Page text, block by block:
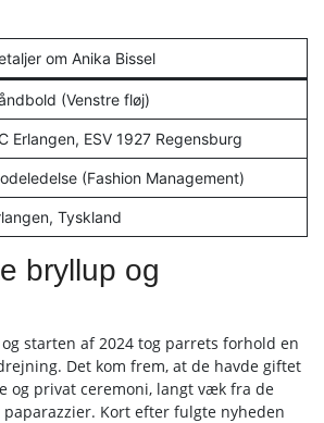
om Anika Bissel
(Venstre fløj)
Erlangen, ESV 1927 Regensburg
(Fashion Management)
Tyskland
bryllup og
starten af 2024 tog parrets forhold en
Det kom frem, at de havde giftet
og privat ceremoni, langt væk fra de
Kort efter fulgte nyheden